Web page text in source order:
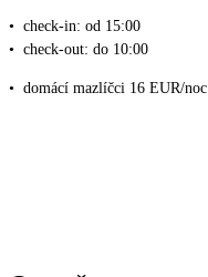
• check-in: od 15:00
• check-out: do 10:00
• domácí mazlíčci 16 EUR/noc